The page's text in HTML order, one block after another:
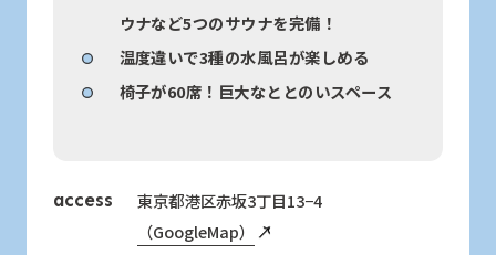
ウナなど5つのサウナを完備！
温度違いで3種の水風呂が楽しめる
椅子が60席！巨大なととのいスペース
access
東京都港区赤坂3丁目13−4
（GoogleMap）